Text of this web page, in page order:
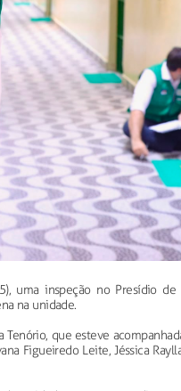
uma inspeção no Presídio de
na unidade.
que esteve
Figueiredo Leite, Jéssica